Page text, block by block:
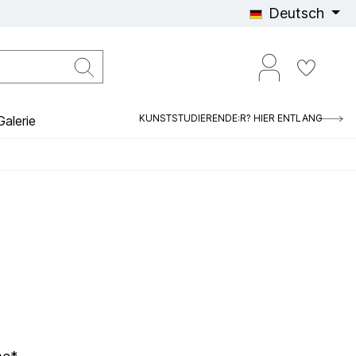
Deutsch
KUNSTSTUDIERENDE:R? HIER ENTLANG